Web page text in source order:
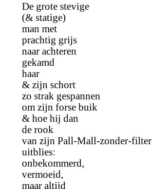
De grote stevige
(& statige)
man met
prachtig grijs
naar achteren
gekamd
haar
& zijn schort
zo strak gespannen
om zijn forse buik
& hoe hij dan
de rook
van zijn Pall-Mall-zonder-filter
uitblies:
onbekommerd,
vermoeid,
maar altijd